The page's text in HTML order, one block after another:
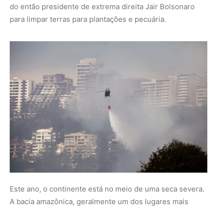
do então presidente de extrema direita Jair Bolsonaro
para limpar terras para plantações e pecuária.
Este ano, o continente está no meio de uma seca severa.
A bacia amazônica, geralmente um dos lugares mais